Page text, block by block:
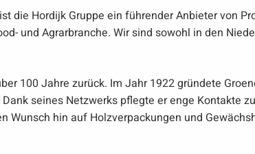
die Hordijk Gruppe ein führender Anbieter von
und Agrarbranche. Wir sind sowohl in den
100 Jahre zurück. Im Jahr 1922 gründete
seines Netzwerks pflegte er enge Kontakte
Wunsch hin auf Holzverpackungen und